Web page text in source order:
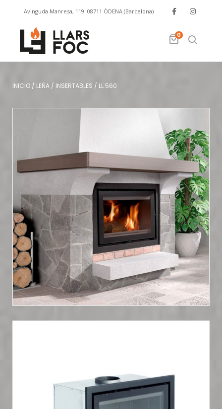
Avinguda Manresa, 119. 08711 ÒDENA (Barcelona)
info@llarsfoc.com 0
INICIO / LEÑA / INSERTABLES / LL 560